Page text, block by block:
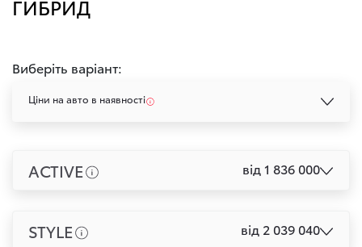
ГИБРИД
Виберіть варіант:
Ціни на авто в наявності
від 1 836 000
+ Порівняти
ACTIVE
від 2 039 040
STYLE